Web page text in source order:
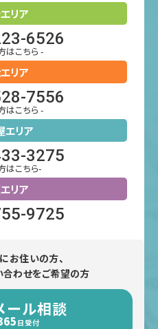
リア
6526
はこちら -
リア
7556
はこちら -
エリア
3275
はこちら-
リア
9725
お住いの方、
わせをご希望の方
ール相談
日受付